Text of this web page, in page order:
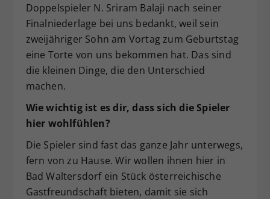
Doppelspieler N. Sriram Balaji nach seiner
Finalniederlage bei uns bedankt, weil sein
zweijähriger Sohn am Vortag zum Geburtstag
eine Torte von uns bekommen hat. Das sind
die kleinen Dinge, die den Unterschied
machen.
Wie wichtig ist es dir, dass sich die Spieler
hier wohlfühlen?
Die Spieler sind fast das ganze Jahr unterwegs,
fern von zu Hause. Wir wollen ihnen hier in
Bad Waltersdorf ein Stück österreichische
Gastfreundschaft bieten, damit sie sich